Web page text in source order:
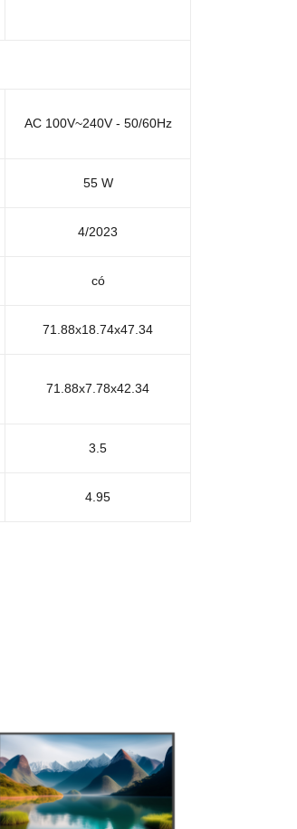
AC 100V~240V - 50/60Hz
55 W
4/2023
có
71.88x18.74x47.34
71.88x7.78x42.34
3.5
4.95